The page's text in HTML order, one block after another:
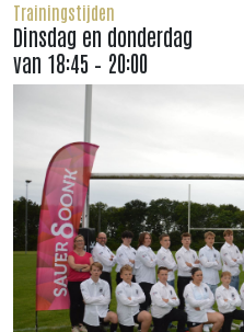
Trainingstijden
Dinsdag en donderdag
van 18:45 – 20:00